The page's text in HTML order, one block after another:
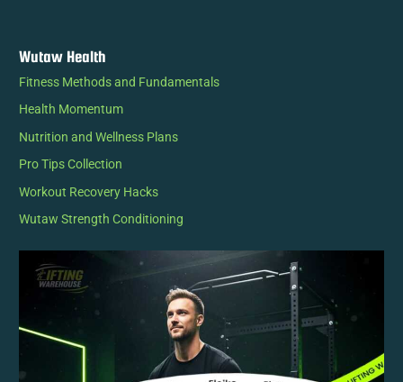
Wutaw Health
Fitness Methods and Fundamentals
Health Momentum
Nutrition and Wellness Plans
Pro Tips Collection
Workout Recovery Hacks
Wutaw Strength Conditioning